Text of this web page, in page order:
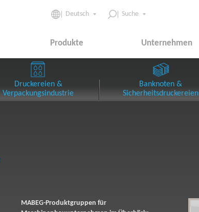
Deutsch Suche
Produkte Unternehmen
Druckereien &
Verpackungsindustrie
Banknoten &
Sicherheitsdruckereien
MABEG-Produktgruppen für